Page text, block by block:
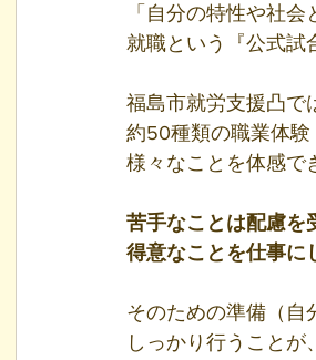
「自分の特性や社
就職という『公式試
福島市就労支援凸で
約50種類の職業体
様々なことを体感で
苦手なことは配慮を
得意なことを仕事に
そのための準備（自
しっかり行うことが、